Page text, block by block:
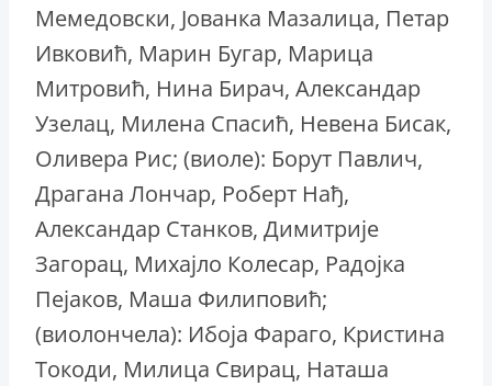
Мемедовски, Јованка Мазалица, Петар
Ивковић, Марин Бугар, Марица
Митровић, Нина Бирач, Александар
Узелац, Милена Спасић, Невена Бисак,
Оливера Рис; (виоле): Борут Павлич,
Драгана Лончар, Роберт Нађ,
Александар Станков, Димитрије
Загорац, Михајло Колесар, Радојка
Пејаков, Маша Филиповић;
(виолончела): Ибоја Фараго, Кристина
Токоди, Милица Свирац, Наташа